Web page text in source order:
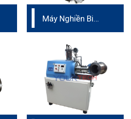
Máy Nghiền Bi